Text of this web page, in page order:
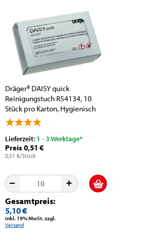
Dräger® DAISY quick
Reinigungstuch R54134, 10
Stück pro Karton, Hygienisch
Einzelverpackt,...
Lieferzeit: 1 - 3 Werktage*
Preis 0,51 €
0,51 €/Stück
Gesamtpreis:
5,10 €
inkl. 19% MwSt. zzgl.
Versand